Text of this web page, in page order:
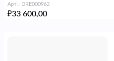
Арт.: DRE000962
₽33 600,00